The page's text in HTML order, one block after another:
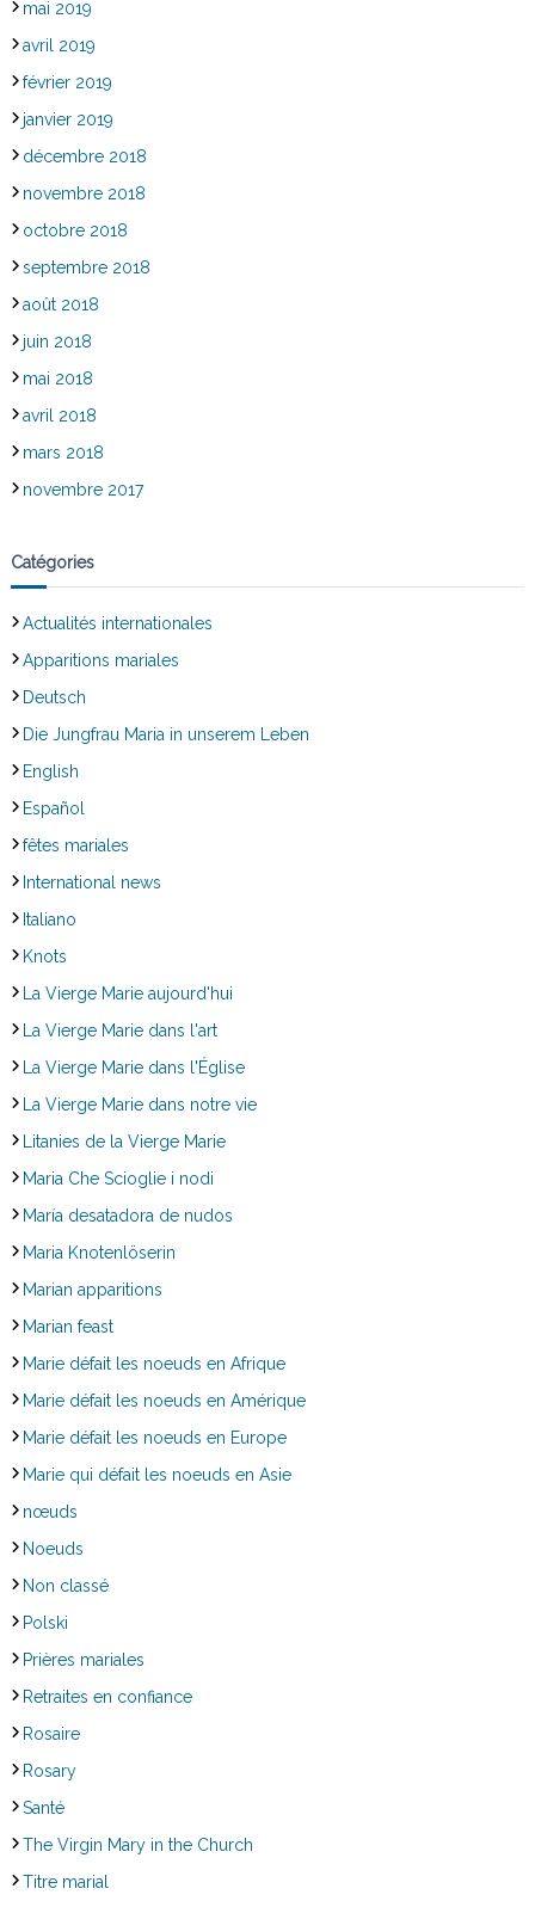
mai 2019
avril 2019
février 2019
janvier 2019
décembre 2018
novembre 2018
octobre 2018
septembre 2018
août 2018
juin 2018
mai 2018
avril 2018
mars 2018
novembre 2017
Catégories
Actualités internationales
Apparitions mariales
Deutsch
Die Jungfrau Maria in unserem Leben
English
Español
fêtes mariales
International news
Italiano
Knots
La Vierge Marie aujourd'hui
La Vierge Marie dans l'art
La Vierge Marie dans l'Église
La Vierge Marie dans notre vie
Litanies de la Vierge Marie
Maria Che Scioglie i nodi
María desatadora de nudos
Maria Knotenlöserin
Marian apparitions
Marian feast
Marie défait les noeuds en Afrique
Marie défait les noeuds en Amérique
Marie défait les noeuds en Europe
Marie qui défait les noeuds en Asie
nœuds
Noeuds
Non classé
Polski
Prières mariales
Retraites en confiance
Rosaire
Rosary
Santé
The Virgin Mary in the Church
Titre marial